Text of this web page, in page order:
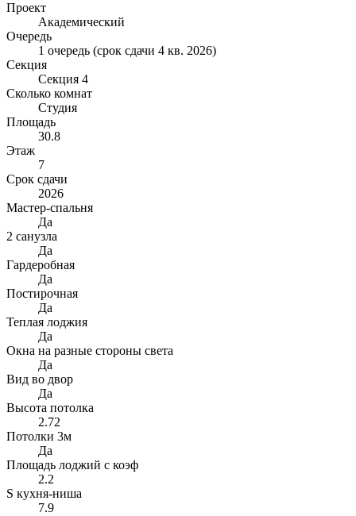
Проект
Академический
Очередь
1 очередь (срок сдачи 4 кв. 2026)
Секция
Секция 4
Сколько комнат
Студия
Площадь
30.8
Этаж
7
Срок сдачи
2026
Мастер-спальня
Да
2 санузла
Да
Гардеробная
Да
Постирочная
Да
Теплая лоджия
Да
Окна на разные стороны света
Да
Вид во двор
Да
Высота потолка
2.72
Потолки 3м
Да
Площадь лоджий с коэф
2.2
S кухня-ниша
7.9